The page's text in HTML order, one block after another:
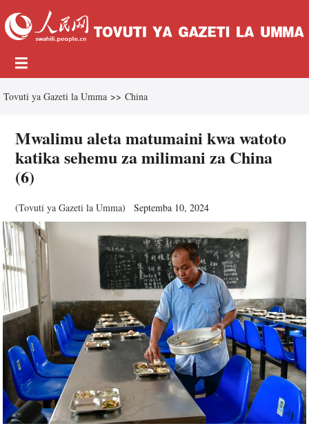
Tovuti ya Gazeti la Umma >> China
Mwalimu aleta matumaini kwa watoto
katika sehemu za milimani za China
(6)
(Tovuti ya Gazeti la Umma) Septemba 10, 2024